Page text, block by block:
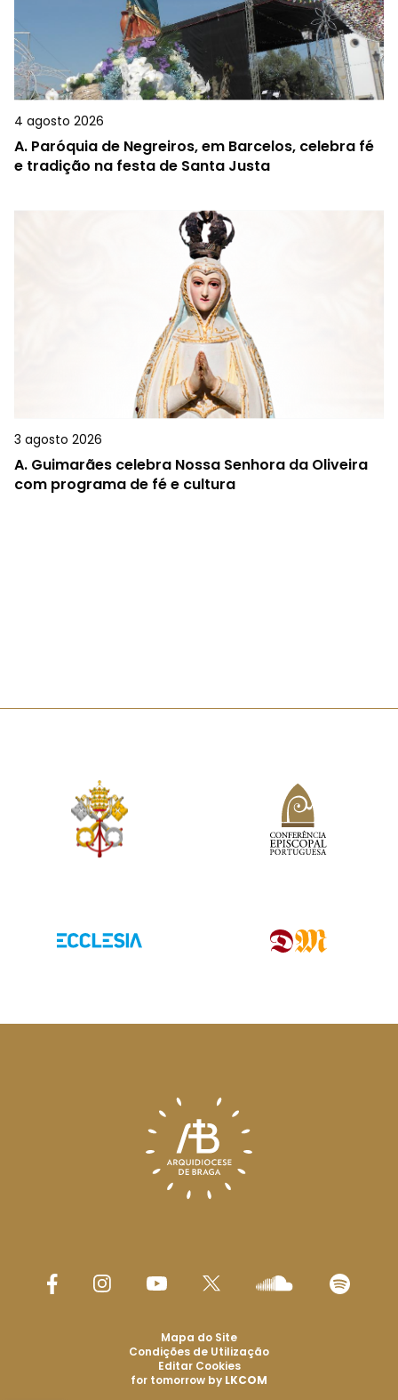
4 agosto 2026
A. Paróquia de Negreiros, em Barcelos, celebra fé
e tradição na festa de Santa Justa
3 agosto 2026
A. Guimarães celebra Nossa Senhora da Oliveira
com programa de fé e cultura
Mapa do Site
Condições de Utilização
Editar Cookies
for tomorrow by LKCOM